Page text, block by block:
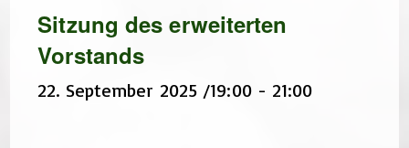
Sitzung des erweiterten
Vorstands
22. September 2025 /19:00- 21:00